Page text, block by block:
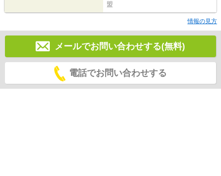
盟
情報の見方
メールでお問い合わせする(無料)
電話でお問い合わせする